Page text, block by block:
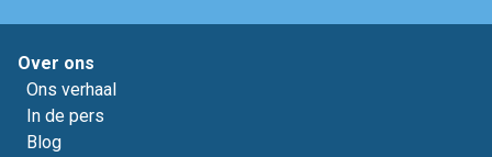
Over ons
Ons verhaal
In de pers
Blog